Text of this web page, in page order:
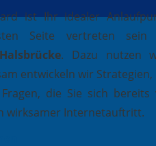
ist Ihr idealer
Seite vertreten
. Dazu nutzen
entwickeln wir
die Sie sich
wirksamer Internetauftritt.